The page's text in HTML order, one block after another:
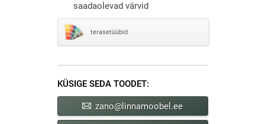
saadaolevad värvid
terasetüübid
KÜSIGE SEDA TOODET:
zano@linnamoobel.ee